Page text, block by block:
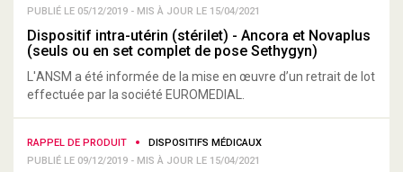
PUBLIÉ LE 05/12/2019 - MIS À JOUR LE 15/04/2021
Dispositif intra-utérin (stérilet) - Ancora et Novaplus
(seuls ou en set complet de pose Sethygyn)
L'ANSM a été informée de la mise en œuvre d’un retrait de lot
effectuée par la société EUROMEDIAL.
RAPPEL DE PRODUIT
DISPOSITIFS MÉDICAUX
PUBLIÉ LE 09/12/2019 - MIS À JOUR LE 15/04/2021